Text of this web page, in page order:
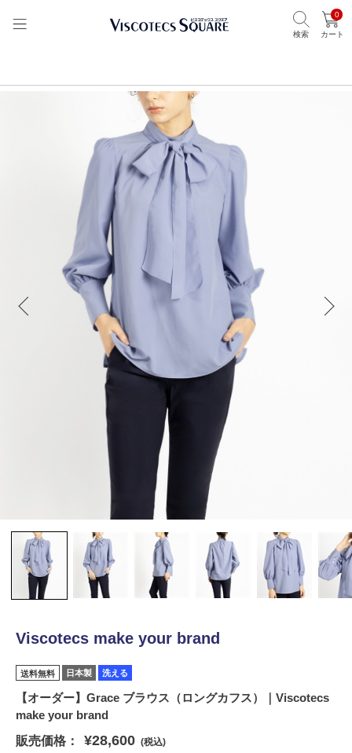
検索
0
カート
Viscotecs make your brand
送料無料 日本製 洗える
【オーダー】Grace ブラウス（ロングカフス）｜Viscotecs
make your brand
販売価格：
¥28,600 (税込)